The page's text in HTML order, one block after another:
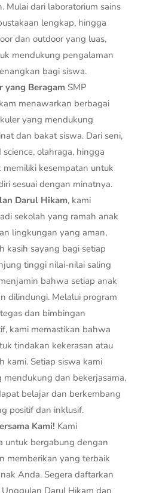
Mulai dari laboratorium sains
lengkap, hingga
dan outdoor yang luas,
mendukung pengalaman
bagi siswa.
yang BeragamSMP
menawarkan berbagai
yang mendukung
dan bakat siswa. Dari seni,
olahraga, hingga
memiliki kesempatan untuk
sesuai dengan minatnya.
Darul Hikam, kami
sekolah yang ramah anak
lingkungan yang aman,
kasih sayang bagi setiap
tinggi nilai-nilai saling
bahwa setiap anak
dilindungi. Melalui program
dan bimbingan
kami memastikan bahwa
tindakan kekerasan atau
kami. Setiap siswa kami
dan bekerjasama,
belajar dan berkembang
positif dan inklusif.
Kami! Kami
untuk bergabung dengan
memberikan yang terbaik
Anda. Segera daftarkan